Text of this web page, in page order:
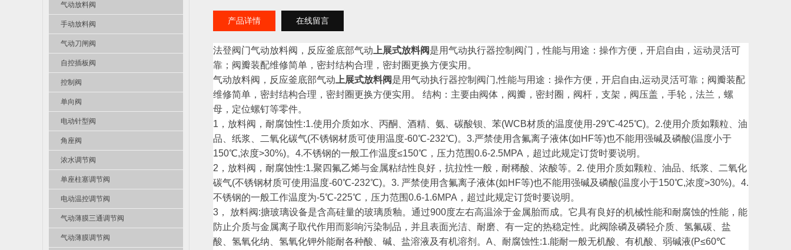
气动放料阀
手动放料阀
气动刀闸阀
自控插板阀
控制阀
单向阀
电动针型阀
角座阀
浓水调节阀
单座柱塞调节阀
电动温控调节阀
气动薄膜三通调节阀
气动薄膜调节阀
产品详情 在线留言
法登阀门气动放料阀，反应釜底部气动 上展式放料阀是用气动执行器控制阀门，性能与用途：操作方便，开启自由，运动灵活可
靠；阀瓣装配维修简单，密封结构合理，密封圈更换方便实用。
气动放料阀，反应釜底部气动 上展式放料阀是用气动执行器控制阀门,性能与用途：操作方便，开启自由,运动灵活可靠；阀瓣装配
维修简单，密封结构合理，密封圈更换方便实用。 结构：主要由阀体，阀瓣，密封圈，阀杆，支架，阀压盖，手轮，法兰，螺
母，定位螺钉等零件。
1，放料阀，耐腐蚀性:1.使用介质如水、丙酮、酒精、氨、碳酸钡、苯(WCB材质的温度使用-29℃-425℃)。2.使用介质如颗粒、油
品、纸浆、二氧化碳气(不锈钢材质可使用温度-60℃-232℃)。3.严禁使用含氟离子液体(如HF等)也不能用强碱及磷酸(温度小于
150℃,浓度>30%)。4.不锈钢的一般工作温度≤150℃，压力范围0.6-2.5MPA，超过此规定订货时要说明。
2，放料阀，耐腐蚀性:1.聚四氟乙烯与金属粘结性良好，抗拉性一般，耐稀酸、浓酸等。2. 使用介质如颗粒、油品、纸浆、二氧化
碳气(不锈钢材质可使用温度-60℃-232℃)。3. 严禁使用含氟离子液体(如HF等)也不能用强碱及磷酸(温度小于150℃,浓度>30%)。4.
不锈钢的一般工作温度为-5℃-225℃，压力范围0.6-1.6MPA，超过此规定订货时要说明。
3， 放料阀:搪玻璃设备是含高硅量的玻璃质釉。通过900度左右高温涂于金属胎而成。它具有良好的机械性能和耐腐蚀的性能，能
防止介质与金属离子取代作用而影响污染制品，并且表面光洁、耐磨、有一定的热稳定性。此阀除磷及磷轻介质、氢氟碳、盐
酸、氢氧化纳、氢氧化钾外能耐各种酸、碱、盐溶液及有机溶剂。A、耐腐蚀性:1.能耐一般无机酸、有机酸、弱碱液(P≤60℃